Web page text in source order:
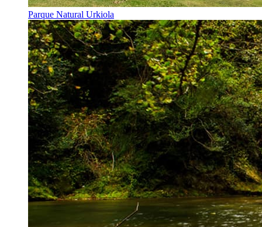
Parque Natural Urkiola